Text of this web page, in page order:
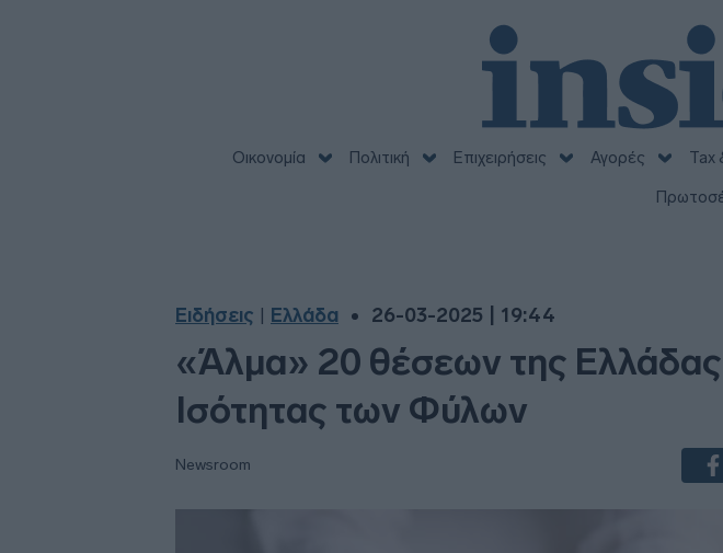
Οικονομία Πολιτική Επιχειρήσεις Αγορές Tax
Ειδήσεις Ελλάδα 26-03-2025 | 19:44
«Άλμα» 20 θέσεων της
Ισότητας των Φύλων
Newsroom